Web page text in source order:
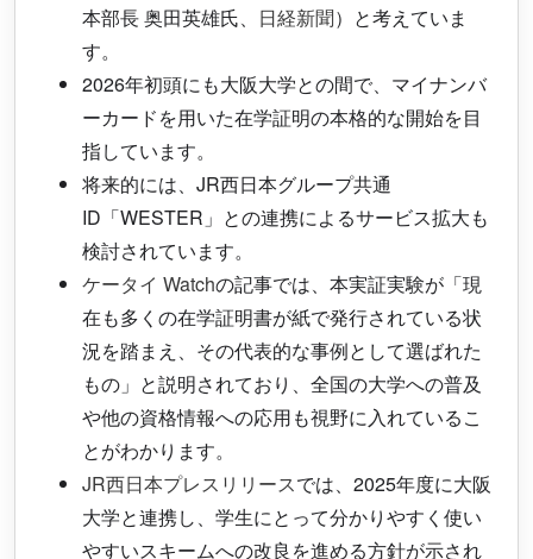
本部長 奥田英雄氏、 日経新聞）と考えていま
す。
2026年初頭にも大阪大学との間で、マイナンバ
ーカードを用いた在学証明の本格的な開始を目
指しています。
将来的には、JR西日本グループ共通
ID「WESTER」との連携によるサービス拡大も
検討されています。
ケータイ Watchの記事では、本実証実験が「現
在も多くの在学証明書が紙で発行されている状
況を踏まえ、その代表的な事例として選ばれた
もの」と説明されており、全国の大学への普及
や他の資格情報への応用も視野に入れているこ
とがわかります。
JR西日本プレスリリースでは、2025年度に大阪
大学と連携し、学生にとって分かりやすく使い
やすいスキームへの改良を進める方針が示され